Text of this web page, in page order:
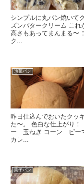
シンプルに丸パン焼いて
ズンバタークリーム こ
高さもあってまんまる〜
ク...
惣菜パン
昨日仕込んでおいたクッ
た〜。 色白な仕上がり！
ー 玉ねぎ コーン ピー
カレ...
菓子パン